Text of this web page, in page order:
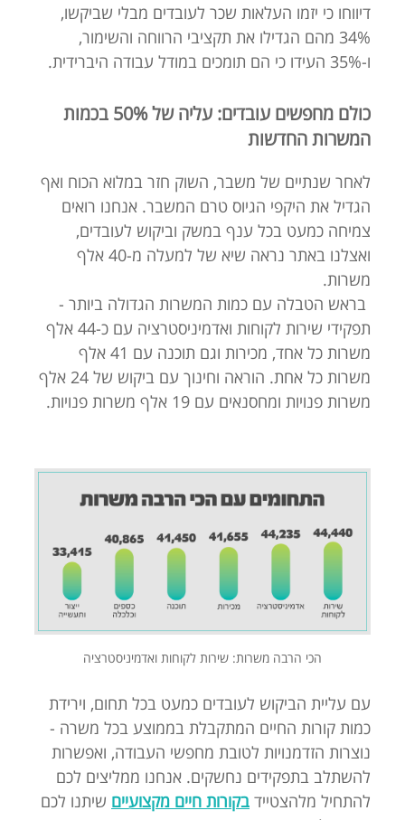
דיווחו כי יזמו העלאות שכר לעובדים מבלי שביקשו,
34% מהם הגדילו את תקציבי הרווחה והשימור,
ו-35% העידו כי הם תומכים במודל עבודה היברידית.
כולם מחפשים עובדים: עליה של 50% בכמות
המשרות החדשות
לאחר שנתיים של משבר, השוק חזר במלוא הכוח ואף
הגדיל את היקפי הגיוס טרם המשבר. אנחנו רואים
צמיחה כמעט בכל ענף במשק וביקוש לעובדים,
ואצלנו באתר נראה שיא של למעלה מ-40 אלף
משרות.
בראש הטבלה עם כמות המשרות הגדולה ביותר -
תפקידי שירות לקוחות ואדמיניסטרציה עם כ-44 אלף
משרות כל אחד, מכירות וגם תוכנה עם 41 אלף
משרות כל אחת. הוראה וחינוך עם ביקוש של 24 אלף
משרות פנויות ומחסנאים עם 19 אלף משרות פנויות.
הכי הרבה משרות: שירות לקוחות ואדמיניסטרציה
עם עליית הביקוש לעובדים כמעט בכל תחום, וירידת
כמות קורות החיים המתקבלת בממוצע בכל משרה -
נוצרות הזדמנויות לטובת מחפשי העבודה, ואפשרות
להשתלב בתפקידים נחשקים. אנחנו ממליצים לכם
להתחיל מלהצטייד בקורות חיים מקצועיים שיתנו לכם